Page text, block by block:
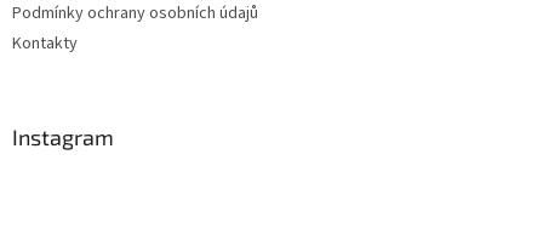
Podmínky ochrany osobních údajů
Kontakty
Instagram